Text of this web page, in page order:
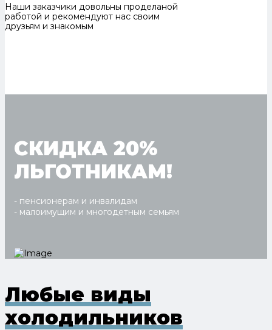
Наши заказчики довольны проделаной
работой и рекомендуют нас своим
друзьям и знакомым
СКИДКА 20%
ЛЬГОТНИКАМ!
- пенсионерам и инвалидам
- малоимущим и многодетным семьям
Любые виды
холодильников